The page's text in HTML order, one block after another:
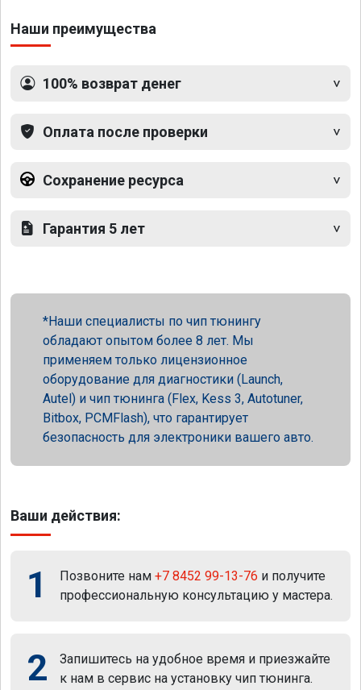
Наши преимущества
100% возврат денег
Оплата после проверки
Сохранение ресурса
Гарантия 5 лет
Наши специалисты по чип тюнингу
обладают опытом более 8 лет. Мы
применяем только лицензионное
оборудование для диагностики (Launch,
Autel) и чип тюнинга (Flex, Kess 3, Autotuner,
Bitbox, PCMFlash), что гарантирует
безопасность для электроники вашего авто.
Ваши действия:
1 Позвоните нам +7 8452 99-13-76 и получите
профессиональную консультацию у мастера.
2
Запишитесь на удобное время и приезжайте
к нам в сервис на установку чип тюнинга.